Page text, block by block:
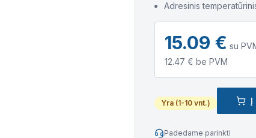
Adresinis
15.09 € su
12.47 € be PVM
Yra (1-10 vnt.) Į
Padedame parinkti